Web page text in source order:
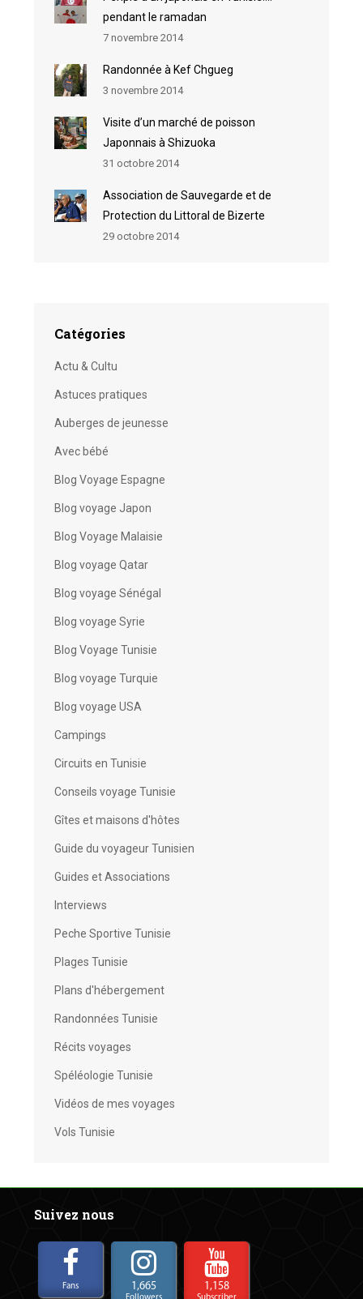
pendant le ramadan
7 novembre 2014
Randonnée à Kef Chgueg
3 novembre 2014
Visite d’un marché de poisson
Japonnais à Shizuoka
31 octobre 2014
Association de Sauvegarde et de
Protection du Littoral de Bizerte
29 octobre 2014
Catégories
Actu & Cultu
Astuces pratiques
Auberges de jeunesse
Avec bébé
Blog Voyage Espagne
Blog voyage Japon
Blog Voyage Malaisie
Blog voyage Qatar
Blog voyage Sénégal
Blog voyage Syrie
Blog Voyage Tunisie
Blog voyage Turquie
Blog voyage USA
Campings
Circuits en Tunisie
Conseils voyage Tunisie
Gîtes et maisons d'hôtes
Guide du voyageur Tunisien
Guides et Associations
Interviews
Peche Sportive Tunisie
Plages Tunisie
Plans d'hébergement
Randonnées Tunisie
Récits voyages
Spéléologie Tunisie
Vidéos de mes voyages
Vols Tunisie
Suivez nous
Fans 1,665 1,158